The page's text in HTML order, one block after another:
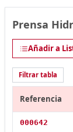
Prensa
Añadir a
Filtrar tabla
Referencia
000642